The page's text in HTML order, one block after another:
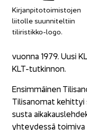
Kir­jan­pi­to­toi­mis­to­jen
lii­tol­le suun­ni­tel­tiin
tiliristikko-​logo.
vuon­na 1979. Uusi
KLT-​tutkinnon.
En­sim­mäi­nen
Ti­li­sa­no­mat
sus­ta
yh­tey­des­sä